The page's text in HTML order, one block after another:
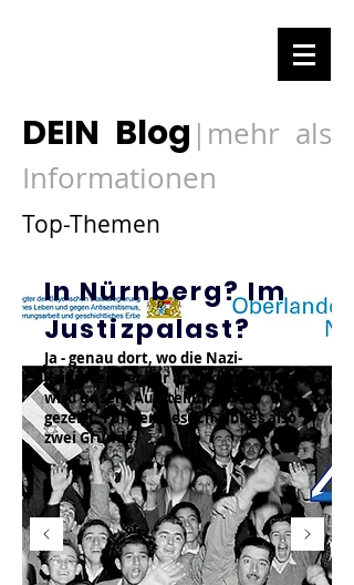
DEIN Blog | mehr als
Informationen
Top-Themen
In Nürnberg? Im
Justizpalast?
Ja - genau dort, wo die Nazi-
Kriegsverbrecher angeklagt wurden,
wird unsere Ausstellung 1948
gezeigt. Für den Besuch gibt es also
zwei Gründe.